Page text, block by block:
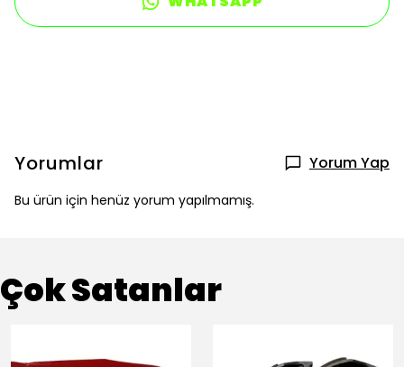
Yorumlar Yorum Yap
Bu ürün için henüz yorum yapılmamış.
Çok Satanlar